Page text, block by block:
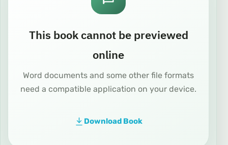
This book cannot be previewed
online
Word documents and some other file formats
need a compatible application on your device.
Download Book